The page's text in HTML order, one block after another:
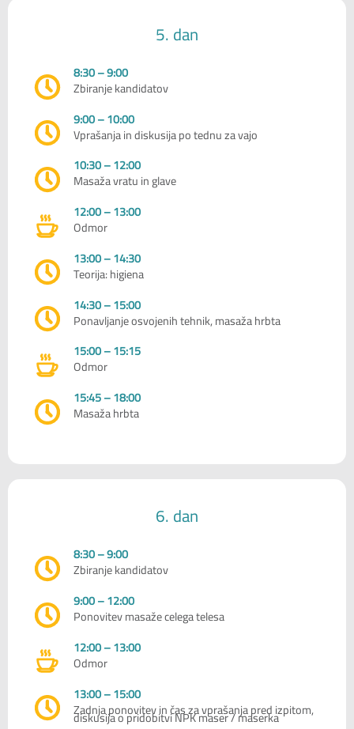
5. dan
8:30 – 9:00
Zbiranje kandidatov
9:00 – 10:00
Vprašanja in diskusija po tednu za vajo
10:30 – 12:00
Masaža vratu in glave
12:00 – 13:00
Odmor
13:00 – 14:30
Teorija: higiena
14:30 – 15:00
Ponavljanje osvojenih tehnik, masaža hrbta
15:00 – 15:15
Odmor
15:45 – 18:00
Masaža hrbta
6. dan
8:30 – 9:00
Zbiranje kandidatov
9:00 – 12:00
Ponovitev masaže celega telesa
12:00 – 13:00
Odmor
13:00 – 15:00
Zadnja ponovitev in čas za vprašanja pred izpitom,
diskusija o pridobitvi NPK maser / maserka